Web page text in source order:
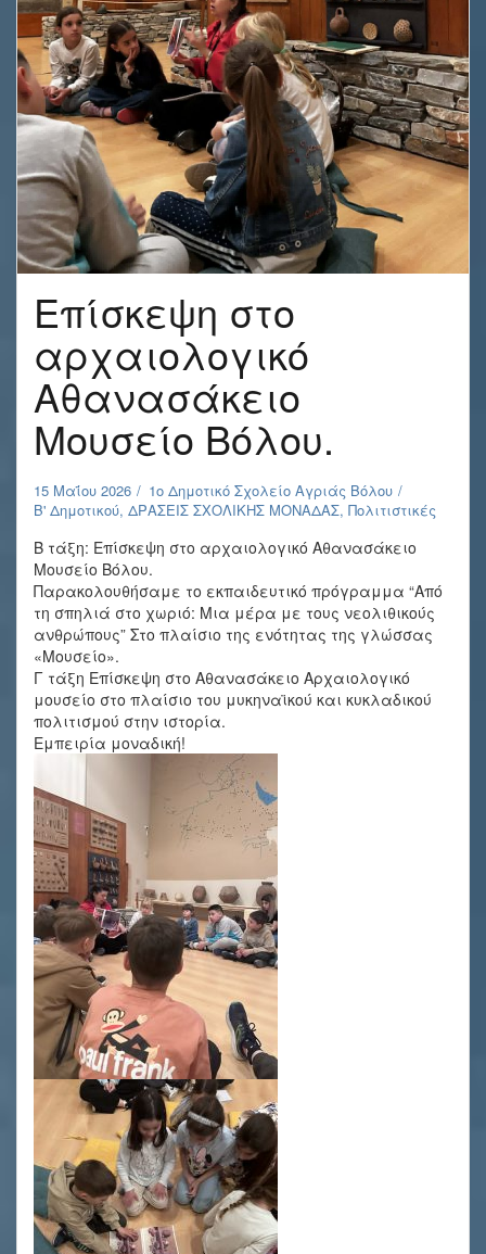
Επίσκεψη στο
αρχαιολογικό
Αθανασάκειο
Μουσείο Βόλου.
15 Μαΐου 2026
1o Δημοτικό Σχολείο Αγριάς Βόλου
Β' Δημοτικού, ΔΡΑΣΕΙΣ ΣΧΟΛΙΚΗΣ ΜΟΝΑΔΑΣ, Πολιτιστικές
Β τάξη: Επίσκεψη στο αρχαιολογικό Αθανασάκειο
Μουσείο Βόλου.
Παρακολουθήσαμε το εκπαιδευτικό πρόγραμμα “Από
τη σπηλιά στο χωριό: Μια μέρα με τους νεολιθικούς
ανθρώπους” Στο πλαίσιο της ενότητας της γλώσσας
«Μουσείο».
Γ τάξη Επίσκεψη στο Αθανασάκειο Αρχαιολογικό
μουσείο στο πλαίσιο του μυκηναϊκού και κυκλαδικού
πολιτισμού στην ιστορία.
Εμπειρία μοναδική!